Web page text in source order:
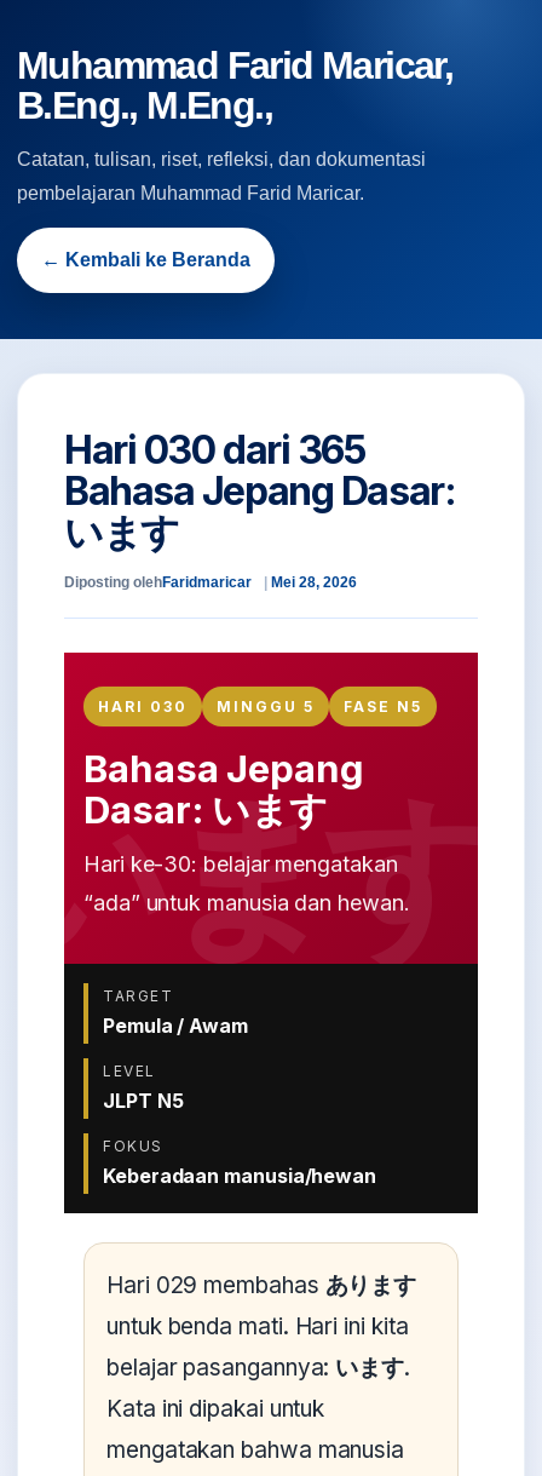
Muhammad Farid Maricar,
B.Eng., M.Eng.,
Catatan, tulisan, riset, refleksi, dan dokumentasi
pembelajaran Muhammad Farid Maricar.
← Kembali ke Beranda
Hari 030 dari 365
Bahasa Jepang Dasar:
います
Diposting olehFaridmaricar Mei 28, 2026
HARI 030 MINGGU 5 FASE N5
Bahasa Jepang
Dasar: います
Hari ke-30: belajar mengatakan
“ada” untuk manusia dan hewan.
TARGET
Pemula / Awam
LEVEL
JLPT N5
FOKUS
Keberadaan manusia/hewan
Hari 029 membahas あります
untuk benda mati. Hari ini kita
belajar pasangannya: います.
Kata ini dipakai untuk
mengatakan bahwa manusia